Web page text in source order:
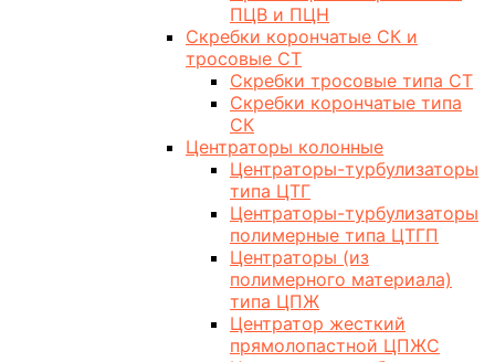
ПЦВ и ПЦН
Скребки корончатые СК и
тросовые СТ
Скребки тросовые типа СТ
Скребки корончатые типа
СК
Центраторы колонные
Центраторы-турбулизаторы
типа ЦТГ
Центраторы-турбулизаторы
полимерные типа ЦТГП
Центраторы (из
полимерного материала)
типа ЦПЖ
Центратор жесткий
прямолопастной ЦПЖС